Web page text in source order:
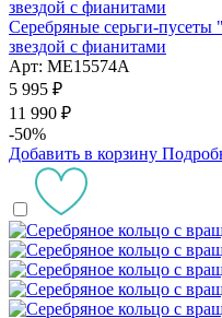
Серебряные серьги-
звездой с фианитами
Арт: ME15574A
5 995 ₽
11 990 ₽
-50%
Добавить в корзину